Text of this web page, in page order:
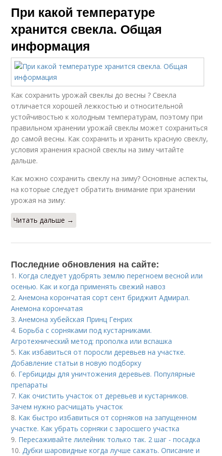
При какой температуре
хранится свекла. Общая
информация
Как сохранить урожай свеклы до весны ? Свекла
отличается хорошей лежкостью и относительной
устойчивостью к холодным температурам, поэтому при
правильном хранении урожай свеклы может сохраниться
до самой весны. Как сохранить и хранить красную свеклу,
условия хранения красной свеклы на зиму читайте
дальше.
Как можно сохранить свеклу на зиму? Основные аспекты,
на которые следует обратить внимание при хранении
урожая на зиму:
Читать дальше →
Последние обновления на сайте:
1. Когда следует удобрять землю перегноем весной или
осенью. Как и когда применять свежий навоз
2.Анемона корончатая сорт сент бриджит Адмирал.
Анемона корончатая
3.Анемона хубейская Принц Генрих
4. Борьба с сорняками под кустарниками.
Агротехнический метод: прополка или вспашка
5. Как избавиться от поросли деревьев на участке.
Добавление статьи в новую подборку
6. Гербициды для уничтожения деревьев. Популярные
препараты
7. Как очистить участок от деревьев и кустарников.
Зачем нужно расчищать участок
8. Как быстро избавиться от сорняков на запущенном
участке. Как убрать сорняки с заросшего участка
9. Пересаживайте лилейник только так. 2 шаг - посадка
10.Дубки шаровидные когда лучше сажать. Описание и